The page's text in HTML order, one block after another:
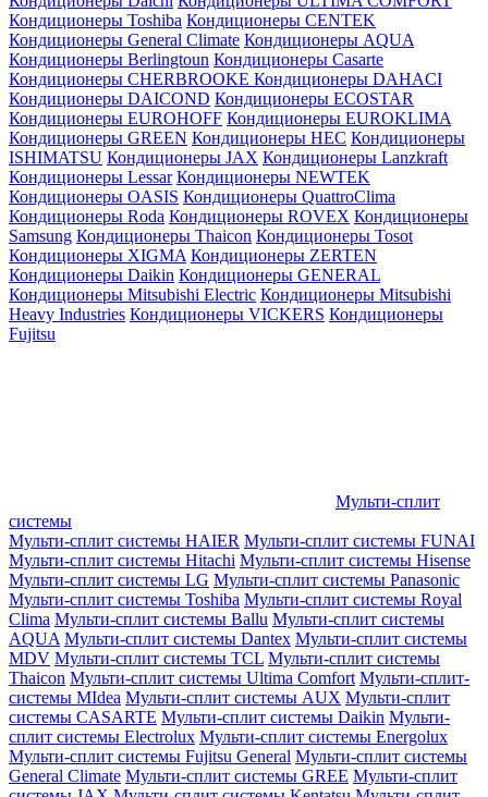
Кондиционеры Toshiba Кондиционеры CENTEK
Кондиционеры General Climate Кондиционеры AQUA
Кондиционеры Berlingtoun Кондиционеры Casarte
Кондиционеры CHERBROOKE Кондиционеры DAHACI
Кондиционеры DAICOND Кондиционеры ECOSTAR
Кондиционеры EUROHOFF Кондиционеры EUROKLIMA
Кондиционеры GREEN Кондиционеры HEC Кондиционеры
ISHIMATSU Кондиционеры JAX Кондиционеры Lanzkraft
Кондиционеры Lessar Кондиционеры NEWTEK
Кондиционеры OASIS Кондиционеры QuattroClima
Кондиционеры Roda Кондиционеры ROVEX Кондиционеры
Samsung Кондиционеры Thaicon Кондиционеры Tosot
Кондиционеры XIGMA Кондиционеры ZERTEN
Кондиционеры Daikin Кондиционеры GENERAL
Кондиционеры Mitsubishi Electric Кондиционеры Mitsubishi
Heavy Industries Кондиционеры VICKERS Кондиционеры
Fujitsu
Мульти-сплит
системы
Мульти-сплит системы HAIER Мульти-сплит системы FUNAI
Мульти-сплит системы Hitachi Мульти-сплит системы Hisense
Мульти-сплит системы LG Мульти-сплит системы Panasonic
Мульти-сплит системы Toshiba Мульти-сплит системы Royal
Clima Мульти-сплит системы Ballu Мульти-сплит системы
AQUA Мульти-сплит системы Dantex Мульти-сплит системы
MDV Мульти-сплит системы TCL Мульти-сплит системы
Thaicon Мульти-сплит системы Ultima Comfort Мульти-сплит-
системы MIdea Мульти-сплит системы AUX Мульти-сплит
системы CASARTE Мульти-сплит системы Daikin Мульти-
сплит системы Electrolux Мульти-сплит системы Energolux
Мульти-сплит системы Fujitsu General Мульти-сплит системы
General Climate Мульти-сплит системы GREE Мульти-сплит